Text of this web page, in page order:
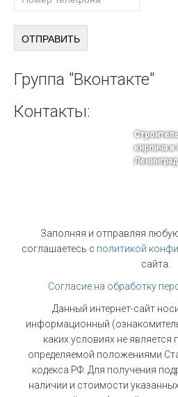
Группа "Вконтакте"
Контакты:
кирпича в
Заполняя и отправляя
соглашаетесь с политикой
сайта.
Согласие на обработку
Данный интернет-сайт
информационный
каких условиях не является
определяемой положениями
кодекса РФ. Для получения
наличии и стоимости